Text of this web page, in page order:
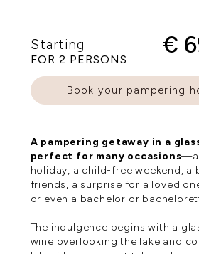
Starting
FOR 2 PERSONS
€
Book your pampering
A pampering getaway in a
perfect for many occasions—a
holiday, a child-free weekend, a
friends, a surprise for a loved
or even a bachelor or
The indulgence begins with a
wine overlooking the lake and